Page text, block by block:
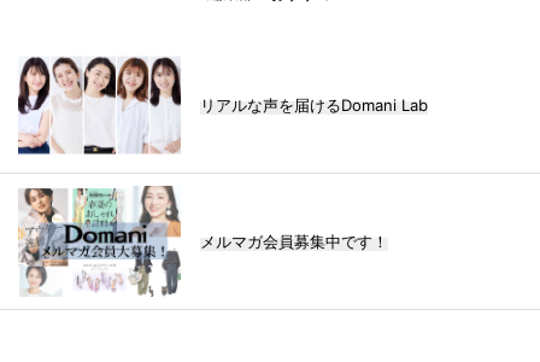
リアルな声を届けるDomani Lab
メルマガ会員募集中です！